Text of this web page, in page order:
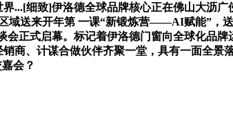
细致]伊洛德全球品牌核心正在佛山大沥广
域送来开年第 一课“新锻炼营——AI赋能”，
正式启幕。标记着伊洛德门窗向全球化品
商、计谋合做伙伴齐聚一堂，具有一面全景
会？